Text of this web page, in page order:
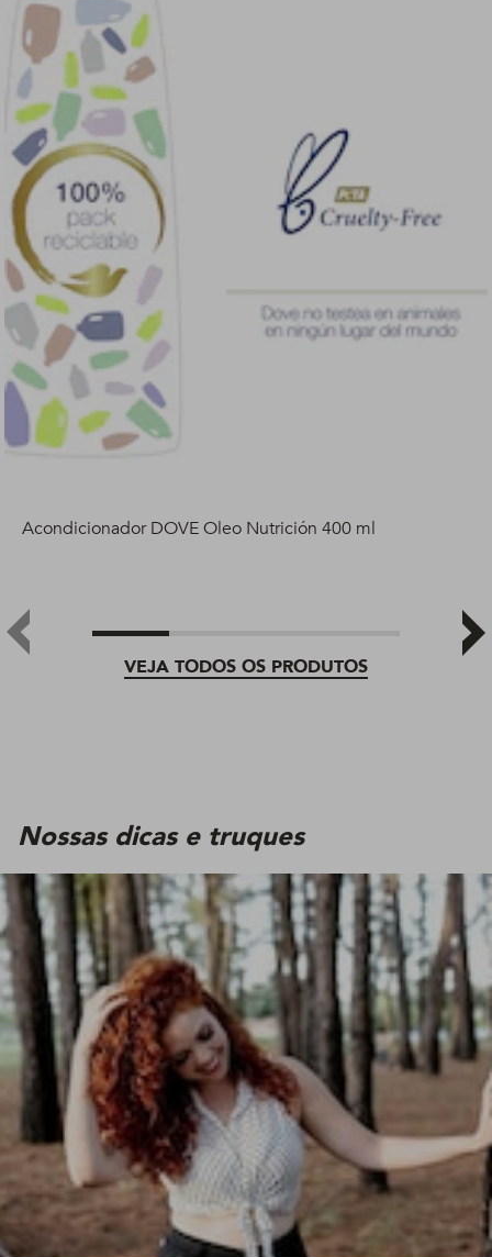
VEJA TODOS OS PRODUTOS
Acondicionador DOVE Oleo Nutrición 400 ml
Nossas dicas e truques